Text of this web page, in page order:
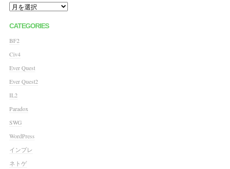
Archives
CATEGORIES
BF2
Civ4
Ever Quest
Ever Quest2
IL2
Paradox
SWG
WordPress
インプレ
ネトゲ